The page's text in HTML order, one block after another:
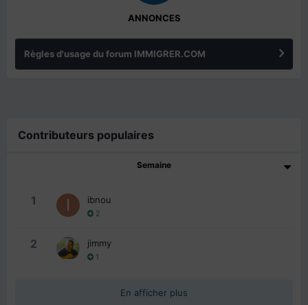
ANNONCES
Règles d'usage du forum IMMIGRER.COM
Contributeurs populaires
Semaine
1 ibnou
2
2 jimmy
1
En afficher plus